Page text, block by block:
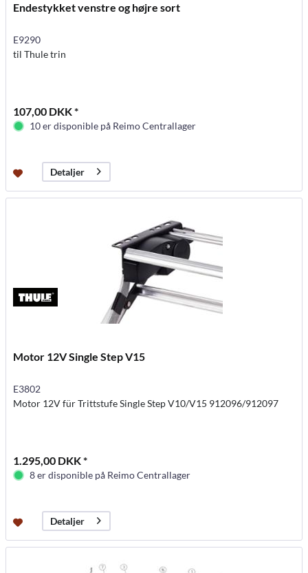
Endestykket venstre og højre sort
E9290
til Thule trin
107,00 DKK *
10 er disponible på Reimo Centrallager
Detaljer
Motor 12V Single Step V15
E3802
Motor 12V für Trittstufe Single Step V10/V15 912096/912097
1.295,00 DKK *
8 er disponible på Reimo Centrallager
Detaljer